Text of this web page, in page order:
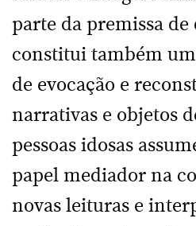
parte da premissa
constitui também
de evocação e
narrativas e objetos
pessoas idosas
papel mediador na
novas leituras e